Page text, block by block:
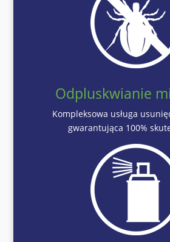
Odpluskwianie
Kompleksowa usługa
gwarantująca 100%